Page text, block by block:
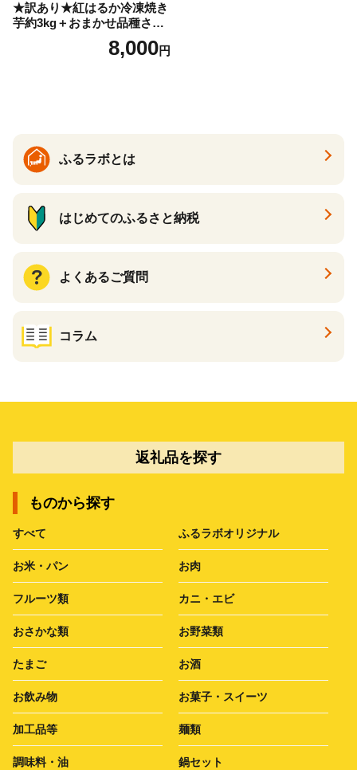
★訳あり★紅はるか冷凍焼き
芋約3kg＋おまかせ品種さつ
まいも 合計約3.2kg｜さつ
まいも サツマイモ さつま芋
8,000円
ふるラボとは
はじめてのふるさと納税
よくあるご質問
コラム
返礼品を探す
ものから探す
すべて ふるラボオリジナル
お米・パン お肉
フルーツ類 カニ・エビ
おさかな類 お野菜類
たまご お酒
お飲み物 お菓子・スイーツ
加工品等 麺類
調味料・油 鍋セット